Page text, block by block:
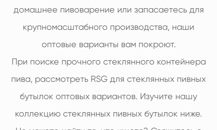
домашнее пивоварение или запасаетесь для
крупномасштабного производства, наши
оптовые варианты вам покроют.
При поиске прочного стеклянного контейнера
пива, рассмотреть RSG для стеклянных пивных
бутылок оптовых вариантов. Изучите нашу
коллекцию стеклянных пивных бутылок ниже.